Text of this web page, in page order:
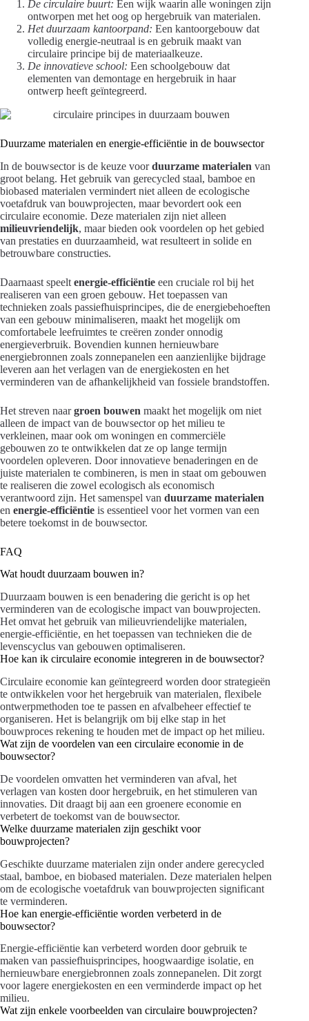
De circulaire buurt: Een wijk waarin alle woningen zijn
ontworpen met het oog op hergebruik van materialen.
Het duurzaam kantoorpand: Een kantoorgebouw dat
volledig energie-neutraal is en gebruik maakt van
circulaire principe bij de materiaalkeuze.
De innovatieve school: Een schoolgebouw dat
elementen van demontage en hergebruik in haar
ontwerp heeft geïntegreerd.
Duurzame materialen en energie-efficiëntie in de bouwsector
In de bouwsector is de keuze voorduurzame materialen van
groot belang. Het gebruik van gerecycled staal, bamboe en
biobased materialen vermindert niet alleen de ecologische
voetafdruk van bouwprojecten, maar bevordert ook een
circulaire economie. Deze materialen zijn niet alleen
milieuvriendelijk, maar bieden ook voordelen op het gebied
van prestaties en duurzaamheid, wat resulteert in solide en
betrouwbare constructies.
Daarnaast speelt energie-efficiëntie een cruciale rol bij het
realiseren van een groen gebouw. Het toepassen van
technieken zoals passiefhuisprincipes, die de energiebehoeften
van een gebouw minimaliseren, maakt het mogelijk om
comfortabele leefruimtes te creëren zonder onnodig
energieverbruik. Bovendien kunnen hernieuwbare
energiebronnen zoals zonnepanelen een aanzienlijke bijdrage
leveren aan het verlagen van de energiekosten en het
verminderen van de afhankelijkheid van fossiele brandstoffen.
Het streven naargroen bouwen maakt het mogelijk om niet
alleen de impact van de bouwsector op het milieu te
verkleinen, maar ook om woningen en commerciële
gebouwen zo te ontwikkelen dat ze op lange termijn
voordelen opleveren. Door innovatieve benaderingen en de
juiste materialen te combineren, is men in staat om gebouwen
te realiseren die zowel ecologisch als economisch
verantwoord zijn. Het samenspel van duurzame materialen
en energie-efficiëntie is essentieel voor het vormen van een
betere toekomst in de bouwsector.
FAQ
Wat houdt duurzaam bouwen in?
Duurzaam bouwen is een benadering die gericht is op het
verminderen van de ecologische impact van bouwprojecten.
Het omvat het gebruik van milieuvriendelijke materialen,
energie-efficiëntie, en het toepassen van technieken die de
levenscyclus van gebouwen optimaliseren.
Hoe kan ik circulaire economie integreren in de bouwsector?
Circulaire economie kan geïntegreerd worden door strategieën
te ontwikkelen voor het hergebruik van materialen, flexibele
ontwerpmethoden toe te passen en afvalbeheer effectief te
organiseren. Het is belangrijk om bij elke stap in het
bouwproces rekening te houden met de impact op het milieu.
Wat zijn de voordelen van een circulaire economie in de
bouwsector?
De voordelen omvatten het verminderen van afval, het
verlagen van kosten door hergebruik, en het stimuleren van
innovaties. Dit draagt bij aan een groenere economie en
verbetert de toekomst van de bouwsector.
Welke duurzame materialen zijn geschikt voor
bouwprojecten?
Geschikte duurzame materialen zijn onder andere gerecycled
staal, bamboe, en biobased materialen. Deze materialen helpen
om de ecologische voetafdruk van bouwprojecten significant
te verminderen.
Hoe kan energie-efficiëntie worden verbeterd in de
bouwsector?
Energie-efficiëntie kan verbeterd worden door gebruik te
maken van passiefhuisprincipes, hoogwaardige isolatie, en
hernieuwbare energiebronnen zoals zonnepanelen. Dit zorgt
voor lagere energiekosten en een verminderde impact op het
milieu.
Wat zijn enkele voorbeelden van circulaire bouwprojecten?